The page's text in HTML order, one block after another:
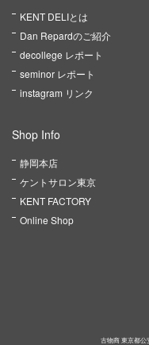
KENT DELIとは
Dan Repardのご紹介
decollege レポート
seminor レポート
instagram リンク
Shop Info
静岡本店
ケントサロン東京
KENT FACTORY
Online Shop
古物商 東京都公